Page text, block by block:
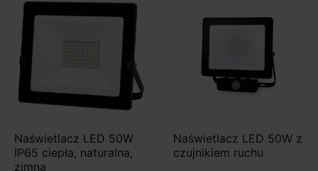
Naświetlacz LED 50W
IP65 ciepła, naturalna,
zimna
Naświetlacz LED 50W z
czujnikiem ruchu